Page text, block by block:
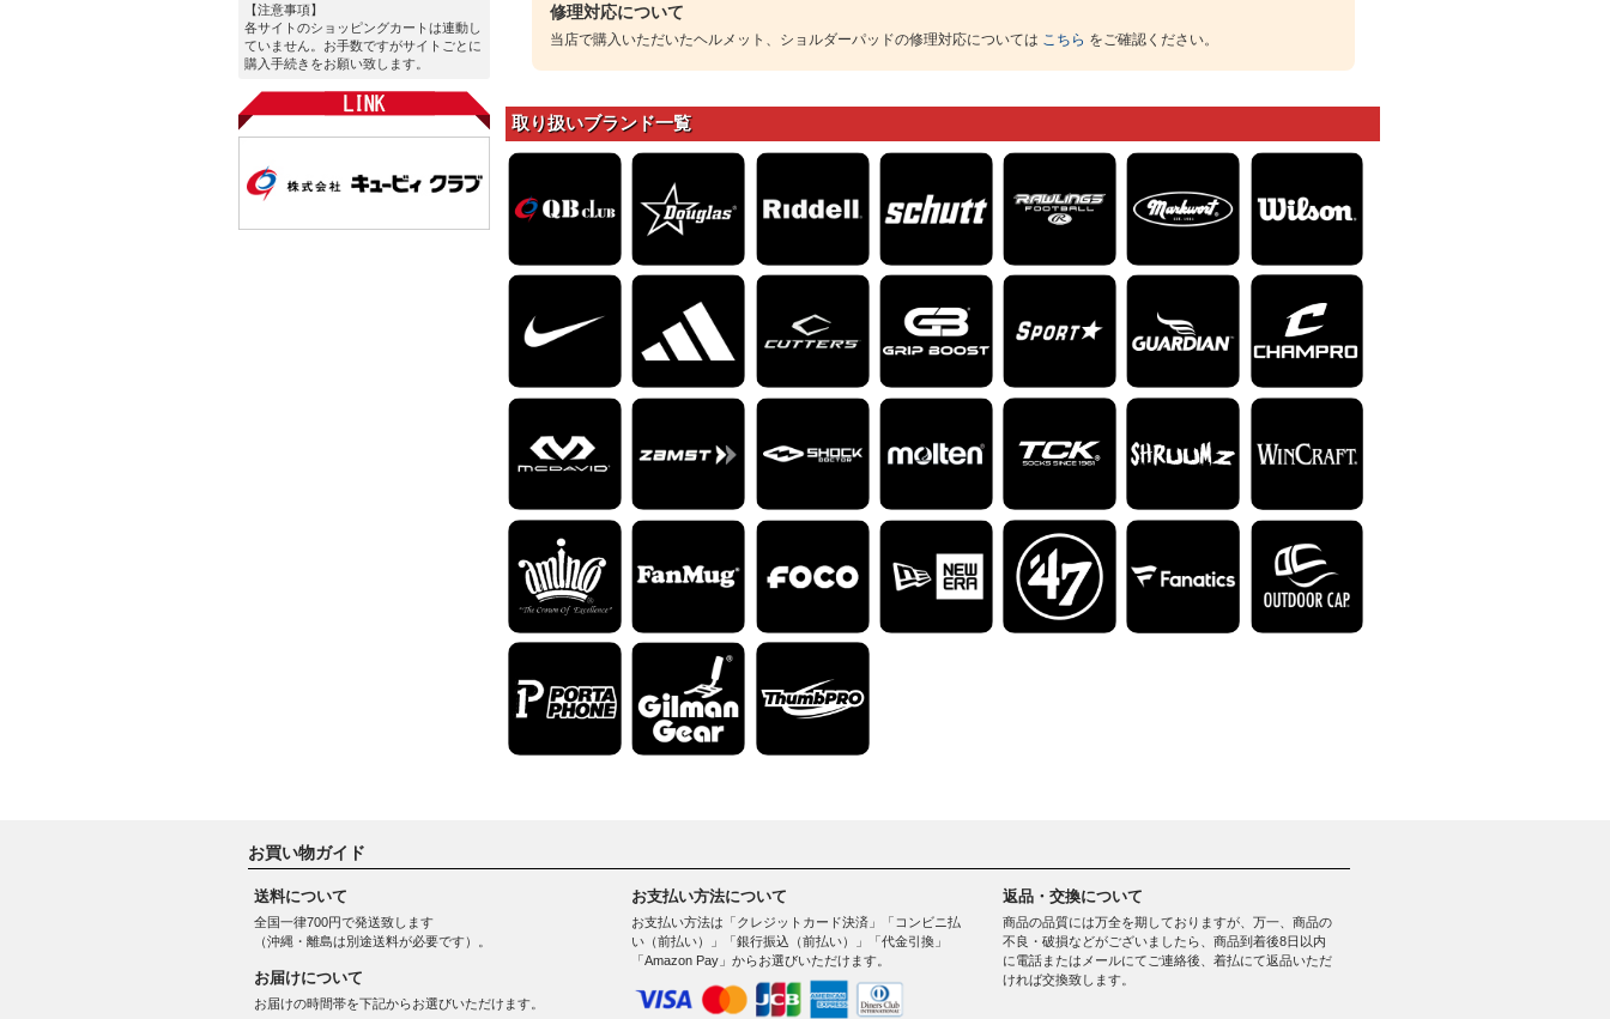
【注意事項】
各サイトのショッピングカートは連動し
ていません。お手数ですがサイトごとに
購入手続きをお願い致します。
修理対応について
当店で購入いただいたヘルメット、ショルダーパッドの修理対応については こちら をご確認ください。
取り扱いブランド一覧
お買い物ガイド
送料について
全国一律700円で発送致します
（沖縄・離島は別途送料が必要です）。
お届けについて
お届けの時間帯を下記からお選びいただけます。
お支払い方法について
お支払い方法は「クレジットカード決済」「コンビニ払
い（前払い）」「銀行振込（前払い）」「代金引換」
「Amazon Pay」からお選びいただけます。
返品・交換について
商品の品質には万全を期しておりますが、万一、商品の
不良・破損などがございましたら、商品到着後8日以内
に電話またはメールにてご連絡後、着払にて返品いただ
ければ交換致します。